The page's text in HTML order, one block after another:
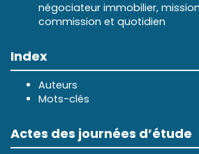
négociateur immobilier,
commission et quotidien
Index
Auteurs
Mots-clés
Actes des journées d’étude